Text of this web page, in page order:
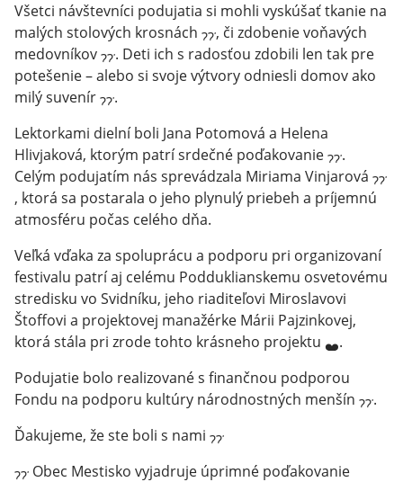
Všetci návštevníci podujatia si mohli vyskúšať tkanie na
malých stolových krosnách
, či zdobenie voňavých
medovníkov
. Deti ich s radosťou zdobili len tak pre
potešenie – alebo si svoje výtvory odniesli domov ako
milý suvenír
.
Lektorkami dielní boli Jana Potomová a Helena
Hlivjaková, ktorým patrí srdečné poďakovanie
.
Celým podujatím nás sprevádzala Miriama Vinjarová
, ktorá sa postarala o jeho plynulý priebeh a príjemnú
atmosféru počas celého dňa.
Veľká vďaka za spoluprácu a podporu pri organizovaní
festivalu patrí aj celému Podduklianskemu osvetovému
stredisku vo Svidníku, jeho riaditeľovi Miroslavovi
Štoffovi a projektovej manažérke Márii Pajzinkovej,
ktorá stála pri zrode tohto krásneho projektu
.
Podujatie bolo realizované s finančnou podporou
Fondu na podporu kultúry národnostných menšín
.
Ďakujeme, že ste boli s nami
Obec Mestisko vyjadruje úprimné poďakovanie